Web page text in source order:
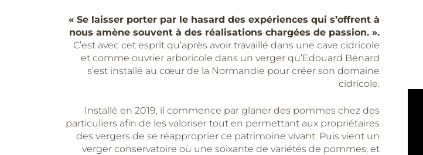
« Se laisser porter par le hasard des expériences qui s’offrent à
nous amène souvent à des réalisations chargées de passion. ».
C’est avec cet esprit qu’après avoir travaillé dans une cave cidricole
et comme ouvrier arboricole dans un verger qu’Edouard Bénard
s’est installé au cœur de la Normandie pour créer son domaine
cidricole.
Installé en 2019, il commence par glaner des pommes chez des
particuliers afin de les valoriser tout en permettant aux propriétaires
des vergers de se réapproprier ce patrimoine vivant. Puis vient un
verger conservatoire où une soixante de variétés de pommes, et